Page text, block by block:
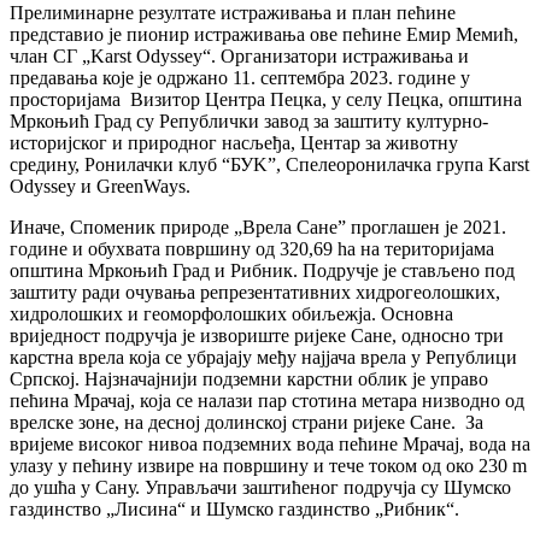
Прелиминарне резултате истраживања и план пећине
представио је пионир истраживања ове пећине Емир Мемић,
члан СГ „Karst Odyssey“. Организатори истраживања и
предавања које је одржано 11. септембра 2023. године у
просторијама Визитор Центра Пецка, у селу Пецка, општина
Мркоњић Град су Републички завод за заштиту културно-
историјског и природног насљеђа, Центар за животну
средину, Ронилачки клуб “БУK”, Спелеоронилачка група Karst
Odyssey и GreenWays.
Иначе, Споменик природе „Врела Сане” проглашен је 2021.
године и обухвата површину од 320,69 ha на територијама
општина Мркоњић Град и Рибник. Подручје је стављено под
заштиту ради очувања репрезентативних хидрогеолошких,
хидролошких и геоморфолошких обиљежја. Основна
вриједност подручја је извориште ријеке Сане, односно три
карстна врела која се убрајају међу најјача врела у Републици
Српској. Најзначајнији подземни карстни облик је управо
пећина Мрачај, која се налази пар стотина метара низводно од
врелске зоне, на десној долинској страни ријеке Сане. За
вријеме високог нивоа подземних вода пећине Мрачај, вода на
улазу у пећину извире на површину и тече током од око 230 m
до ушћа у Сану. Управљачи заштићеног подручја су Шумско
газдинство „Лисина“ и Шумско газдинство „Рибник“.